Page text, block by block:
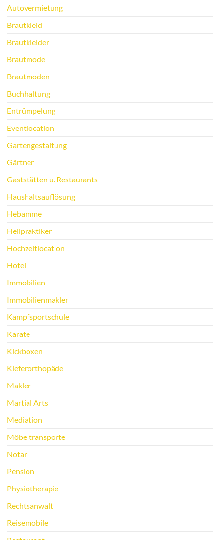
Autovermietung
Brautkleid
Brautkleider
Brautmode
Brautmoden
Buchhaltung
Entrümpelung
Eventlocation
Gartengestaltung
Gärtner
Gaststätten u. Restaurants
Haushaltsauflösung
Hebamme
Heilpraktiker
Hochzeitlocation
Hotel
Immobilien
Immobilienmakler
Kampfsportschule
Karate
Kickboxen
Kieferorthopäde
Makler
Martial Arts
Mediation
Möbeltransporte
Notar
Pension
Physiotherapie
Rechtsanwalt
Reisemobile